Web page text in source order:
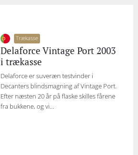
Trækasse
Delaforce Vintage Port 2003
i trækasse
Delaforce er suveræn testvinder i
Decanters blindsmagning af Vintage Port.
Efter næsten 20 år på flaske skilles fårene
fra bukkene, og vi...